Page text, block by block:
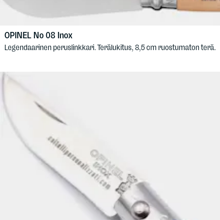
OPINEL No 08 Inox
Legendaarinen peruslinkkari. Terälukitus, 8,5 cm ruostumaton terä.